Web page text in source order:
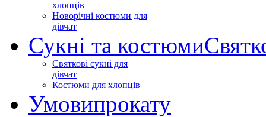
хлопців
Новорічні костюми для
дівчат
Сукні та костюми
Святкові сукні для
дівчат
Костюми для хлопців
Умовипрокату